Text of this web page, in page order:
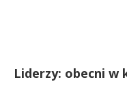
Liderzy: obecni w